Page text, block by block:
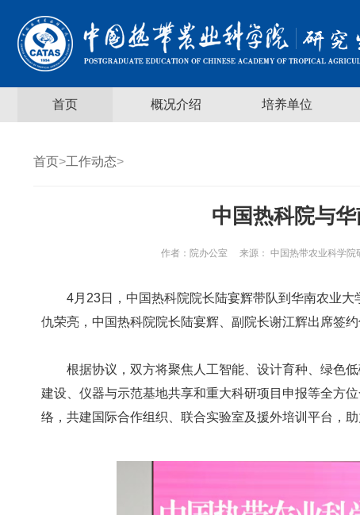
首页 概况介绍 培养单位
首页>工作动态>
中国热科院与
作者： 院办公室 来源： 中国热带农业科学院
4月23日，中国热科院院长陆宴辉带队到华南农业
仇荣亮，中国热科院院长陆宴辉、副院长谢江辉出席签约
根据协议，双方将聚焦人工智能、设计育种、绿色
建设、仪器与示范基地共享和重大科研项目申报等全方
络，共建国际合作组织、联合实验室及援外培训平台，